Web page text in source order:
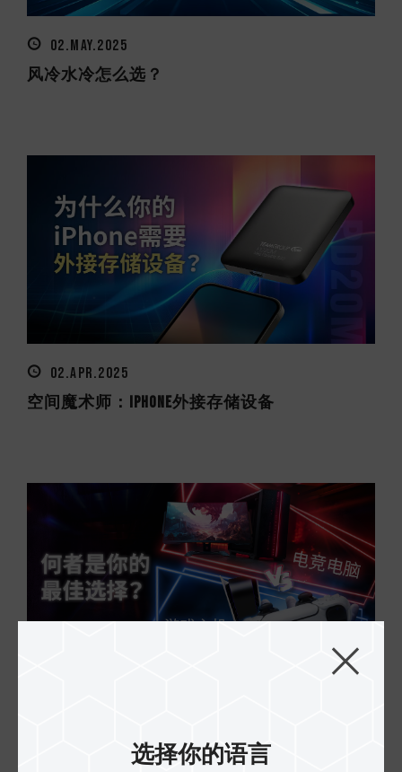
02.MAY.2025
风冷水冷怎么选？
02.APR.2025
空间魔术师：iPhone外接存储设备
选择你的语言